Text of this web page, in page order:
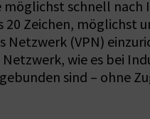
möglichst schnell
Zeichen, möglichst
Netzwerk (VPN)
wie es bei
sind – ohne